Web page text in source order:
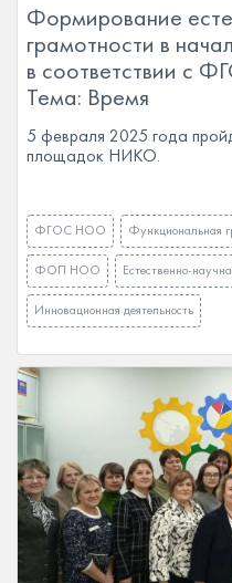
Формирование
грамотности в
в соответствии
Тема: Время
5 февраля 2025 года
площадок НИКО.
ФГОС НОО Функциональная
ФОП НОО Естественно-
Инновационная деятельность